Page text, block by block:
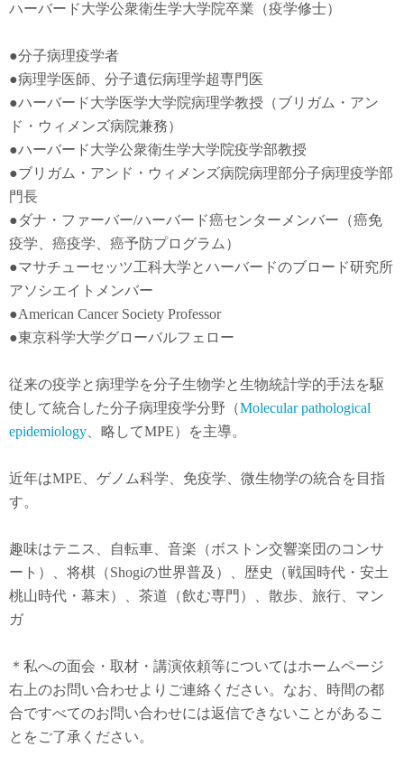
ハーバード大学公衆衛生学大学院卒業（疫学修士）
●分子病理疫学者
●病理学医師、分子遺伝病理学超専門医
●ハーバード大学医学大学院病理学教授（ブリガム・アン
ド・ウィメンズ病院兼務）
●ハーバード大学公衆衛生学大学院疫学部教授
●ブリガム・アンド・ウィメンズ病院病理部分子病理疫学部
門長
●ダナ・ファーバー/ハーバード癌センターメンバー（癌免
疫学
癌疫学 、癌予防プログラム）
●マサチューセッツ工科大学とハーバードのブロード研究所
アソシエイトメンバー
●American Cancer Society Professor
●東京科学大学グローバルフェロー
従来の疫学と病理学を分子生物学と生物統計学的手法を駆
使して統合した分子病理疫学分野（Molecular pathological
epidemiology 、略してMPE）を主導。
近年はMPE 、ゲノム科学、免疫学、微生物学の統合を目指
す。
趣味はテニス、自転車、音楽（ボストン交響楽団のコンサ
ート）、将棋（Shogiの世界普及）、歴史（戦国時代・安土
桃山時代・幕末）、茶道（飲む専門）、散歩、旅行、マン
ガ
＊私への面会・取材・講演依頼等についてはホームページ
右上のお問い合わせよりご連絡ください。なお、時間の都
合ですべてのお問い合わせには返信できないことがあるこ
とをご了承ください。